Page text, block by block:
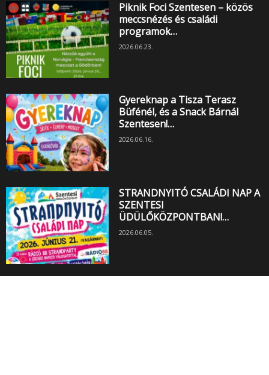
Piknik Foci Szentesen – közös
meccsnézés és családi
programok…
2026.06.23.
Gyereknap a Tisza Terasz
Büfénél, és a Snack Bárnál
Szentesen!…
2026.06.16.
STRANDNYITÓ CSALÁDI NAP A
SZENTESI
ÜDÜLŐKÖZPONTBAN!…
2026.06.05.